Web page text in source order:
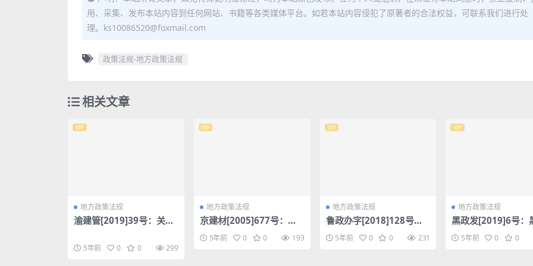
用、采集、发布本站内容到任何网站、书籍等各类媒体平台。如若本站内容侵犯了原著者的合法权益，可联系我们进行处
理。ks10086520@foxmail.com
政策法规-地方政策法规
相关文章
VIP
地方政策法规
渝建管[2019]39号：关于
据实行分级管理和开展数
据专项治理的通知
5年前 0 0 299
VIP
地方政策法规
京建材[2005]677号：关
于对混凝土和预制构件材
料质量进行监督抽查的通
5年前 0 0 193
VIP
地方政策法规
鲁政办字[2018]128号：
山东省人民政府办公厅关
于公布新旧动能转换重大
5年前 0 0 231
VIP
地方政策法规
黑政发[2019]6号：
省人民政府关于印发
江省加快推进一体
5年前 0 0